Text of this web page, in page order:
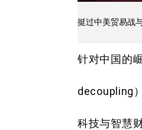
挺过中美贸易战
针对中国的
decoupling
科技与智慧